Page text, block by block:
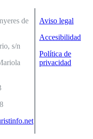
de
s/n
Aviso legal
Accesibilidad
Política de
privacidad